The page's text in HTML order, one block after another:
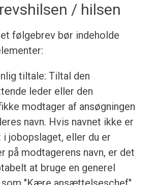
/ hilsen
et følgebrev bør indeholde
tiltale: Tiltal den
leder eller den
modtager af ansøgningen
navn. Hvis navnet ikke er
jobopslaget, eller du er
på modtagerens navn, er det
at bruge en generel